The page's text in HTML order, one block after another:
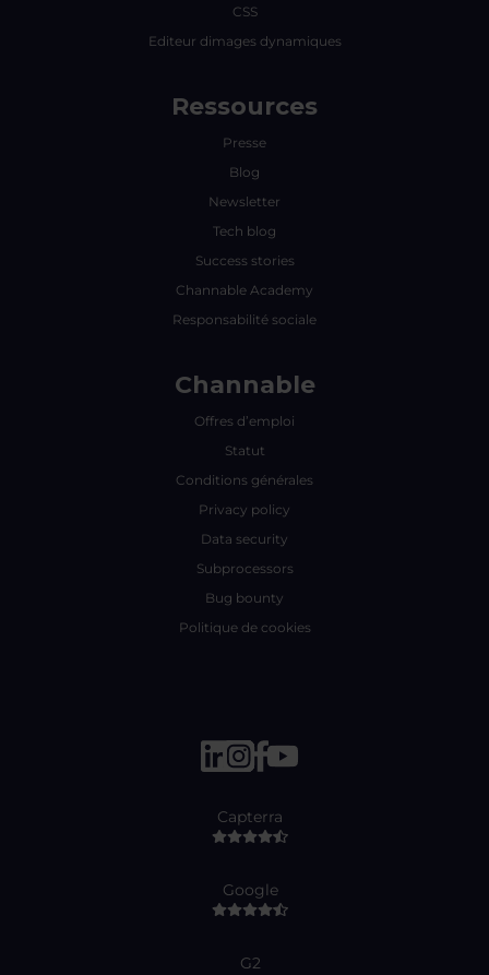
CSS
Editeur dimages dynamiques
Ressources
Presse
Blog
Newsletter
Tech blog
Success stories
Channable Academy
Responsabilité sociale
Channable
Offres d’emploi
Statut
Conditions générales
Privacy policy
Data security
Subprocessors
Bug bounty
Politique de cookies
Capterra
Google
G2